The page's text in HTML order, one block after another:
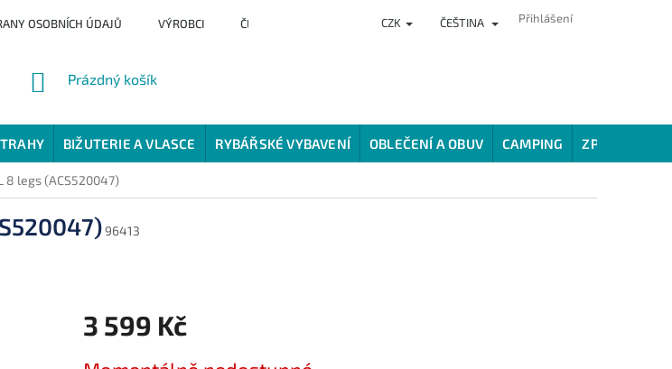
OSOBNÍCH ÚDAJŮ VÝROBCI ČLÁNKY HODNOCENÍ OBCHODU VĚRNOSTNÍ
CZK ČEŠTINA Přihlášení
NÁKUPNÍ
Prázdný košík
BIŽUTERIE A VLASCE RYBÁŘSKÉ VYBAVENÍ OBLEČENÍ A OBUV CAMPING ZPŮSOBY
8 legs (ACS520047)
96413
3 599 Kč